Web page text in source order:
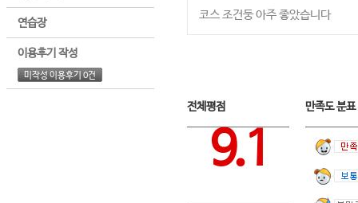
연습장
이용후기 작성
미작성 이용후기 0건
코스 조건둥 아주 좋았습니다
전체평점
9.1
만족도 분